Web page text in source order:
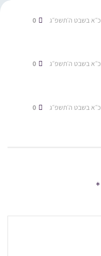
כ״א בשבט ה׳תשפ״ג
כ״א בשבט ה׳תשפ״ג
כ״א בשבט ה׳תשפ״ג
*